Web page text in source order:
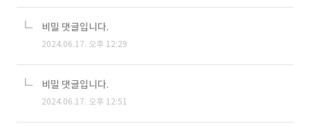
비밀 댓글입니다.
2024.06.17. 오후 12:29
비밀 댓글입니다.
2024.06.17. 오후 12:51